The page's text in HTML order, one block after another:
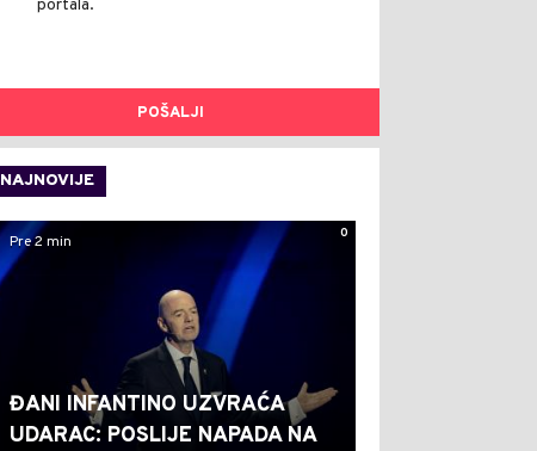
portala.
POŠALJI
NAJNOVIJE
0
Pre 2 min
ĐANI INFANTINO UZVRAĆA
UDARAC: POSLIJE NAPADA NA